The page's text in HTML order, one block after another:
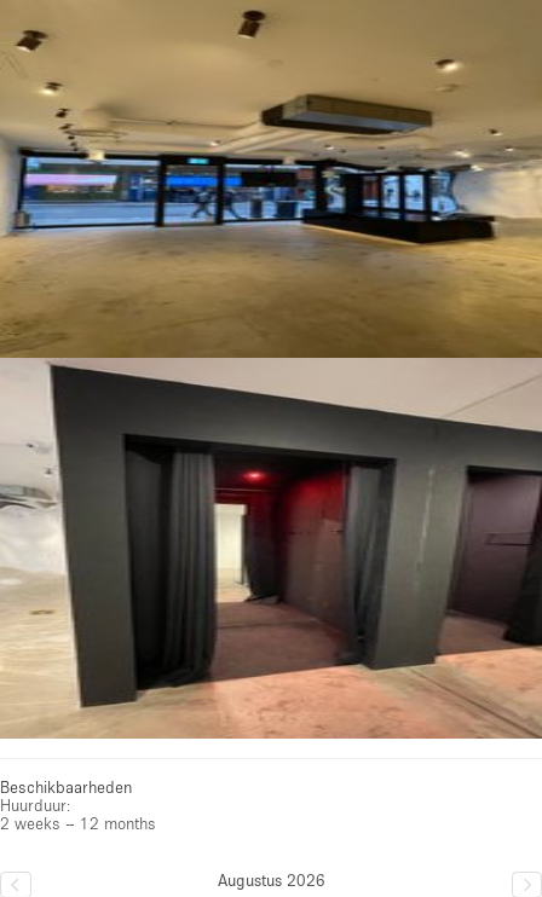
Bekijk alle foto's
Beschikbaarheden
Huurduur:
2 weeks – 12 months
Augustus 2026